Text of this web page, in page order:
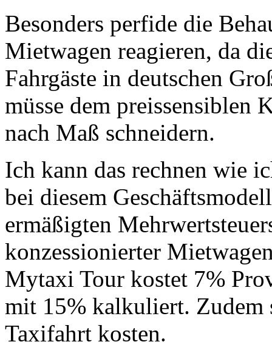
Besonders perfide die
Mietwagen reagieren, da
Fahrgäste in deutschen
müsse dem preissensiblen
nach Maß schneidern.
Ich kann das rechnen wie
bei diesem
ermäßigten
konzessionierter
Mytaxi Tour kostet 7%
mit 15% kalkuliert. Zudem
Taxifahrt kosten.